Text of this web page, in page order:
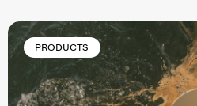
PRODUCTS